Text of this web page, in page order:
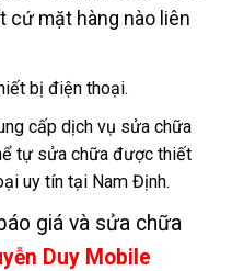
mặt hàng nào liên
bị điện thoại.
cấp dịch vụ sửa chữa
tự sửa chữa được thiết
uy tín tại Nam Định.
giá và sửa chữa
Duy Mobile